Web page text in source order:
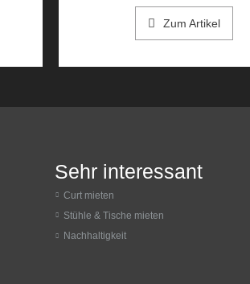
Zum Artikel
Sehr interessant
Curt mieten
Stühle & Tische mieten
Nachhaltigkeit